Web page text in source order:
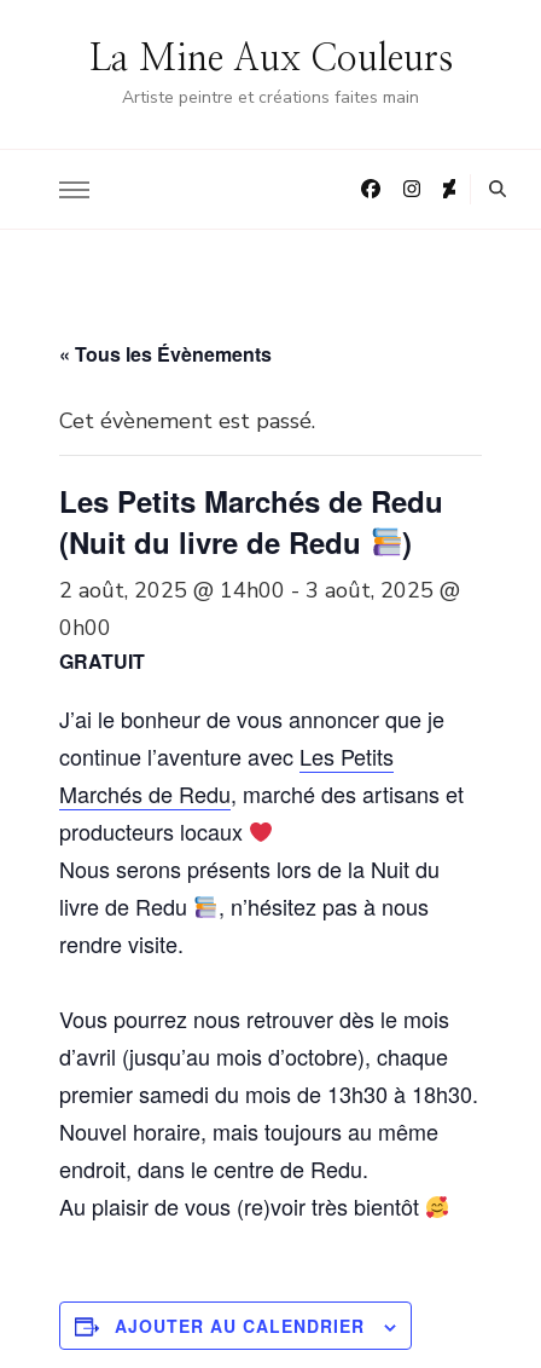
La Mine Aux Couleurs
Artiste peintre et créations faites main
« Tous les Évènements
Cet évènement est passé.
Les Petits Marchés de Redu
(Nuit du livre de Redu
)
2 août, 2025 @ 14h00 - 3 août, 2025 @
0h00
GRATUIT
J’ai le bonheur de vous annoncer que je
continue l’aventure avec Les Petits
Marchés de Redu, marché des artisans et
producteurs locaux
Nous serons présents lors de la Nuit du
livre de Redu
, n’hésitez pas à nous
rendre visite.
Vous pourrez nous retrouver dès le mois
d’avril (jusqu’au mois d’octobre), chaque
premier samedi du mois de 13h30 à 18h30.
Nouvel horaire, mais toujours au même
endroit, dans le centre de Redu.
Au plaisir de vous (re)voir très bientôt
AJOUTER AU CALENDRIER